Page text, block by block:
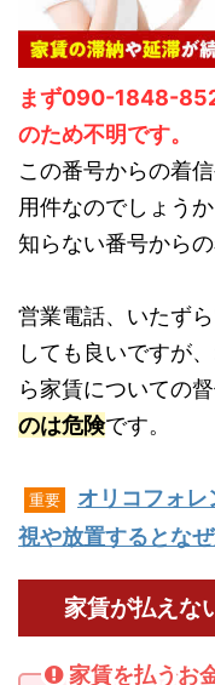
まず090-1848-
のため不明です。
この番号からの着
用件なのでしょうか
知らない番号から
営業電話、いたず
しても良いですが
ら家賃についての
のは危険です。
重要
オリコフォ
視や放置するとな
家賃が払えな
家賃を払うお